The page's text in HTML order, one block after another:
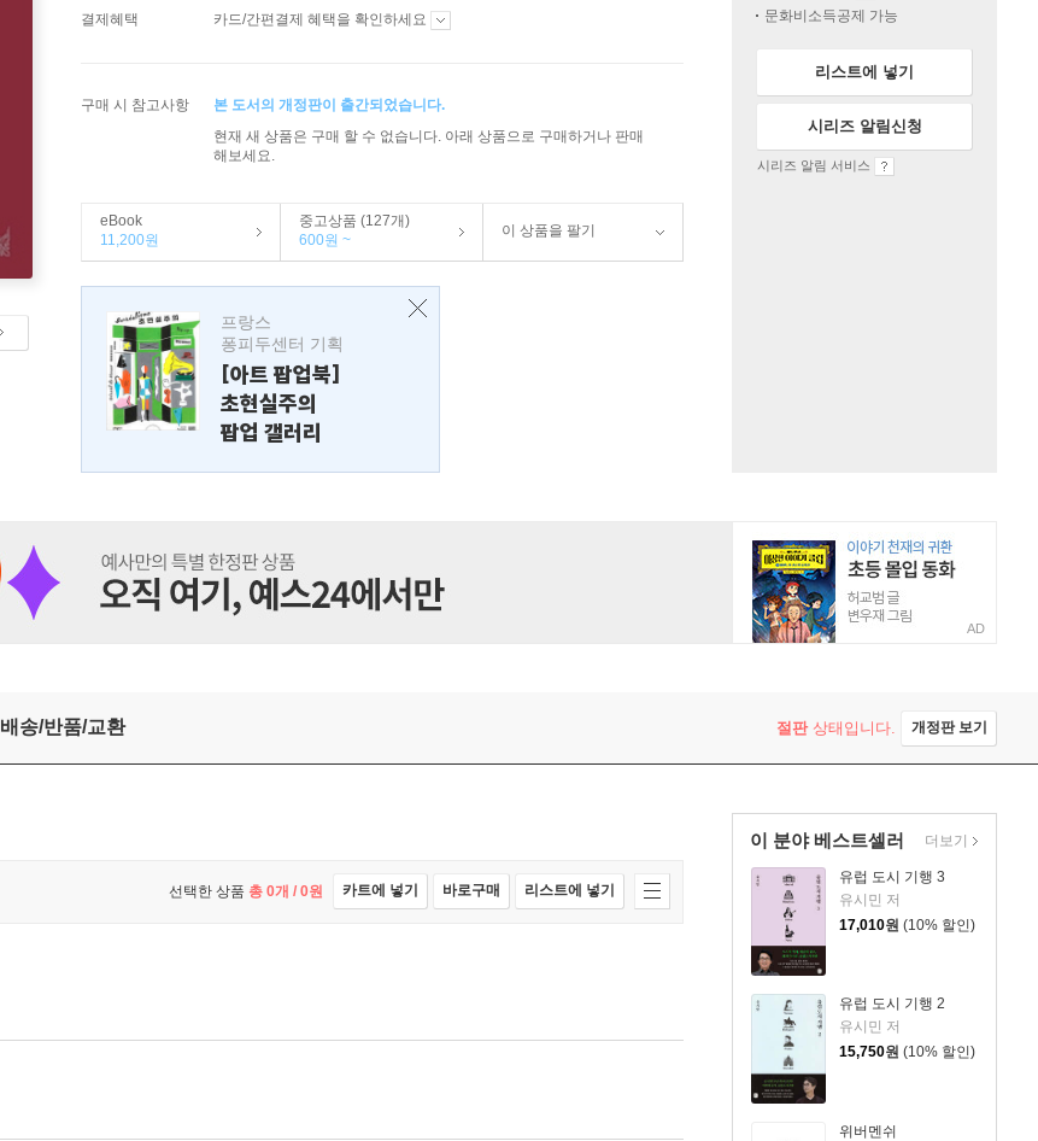
결제혜택 카드/간편결제 혜택을 확인하세요
구매 시 참고사항
본 도서의 개정판이 출간되었습니다.
현재 새 상품은 구매 할 수 없습니다. 아래 상품으로 구매하거나 판매
해보세요.
eBook
11,200원
중고상품 (127개)
600원 ~
이 상품을 팔기
프랑스
퐁피두센터 기획
[아트 팝업북]
초현실주의
팝업 갤러리
문화비소득공제 가능
리스트에 넣기
시리즈 알림신청
시리즈 알림 서비스
AD
배송/반품/교환 절판상태입니다. 개정판 보기
이 분야 베스트셀러
유럽 도시 기행 3
유시민 저
17,010원 (10% 할인)
유럽 도시 기행 2
유시민 저
15,750원 (10% 할인)
위버멘쉬
더보기
선택한 상품 총 0개 / 0원 카트에 넣기 바로구매 리스트에 넣기